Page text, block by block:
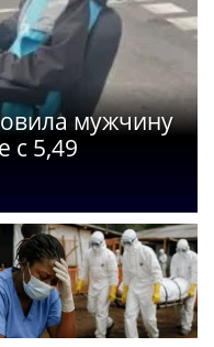
мужчину
с 5,49